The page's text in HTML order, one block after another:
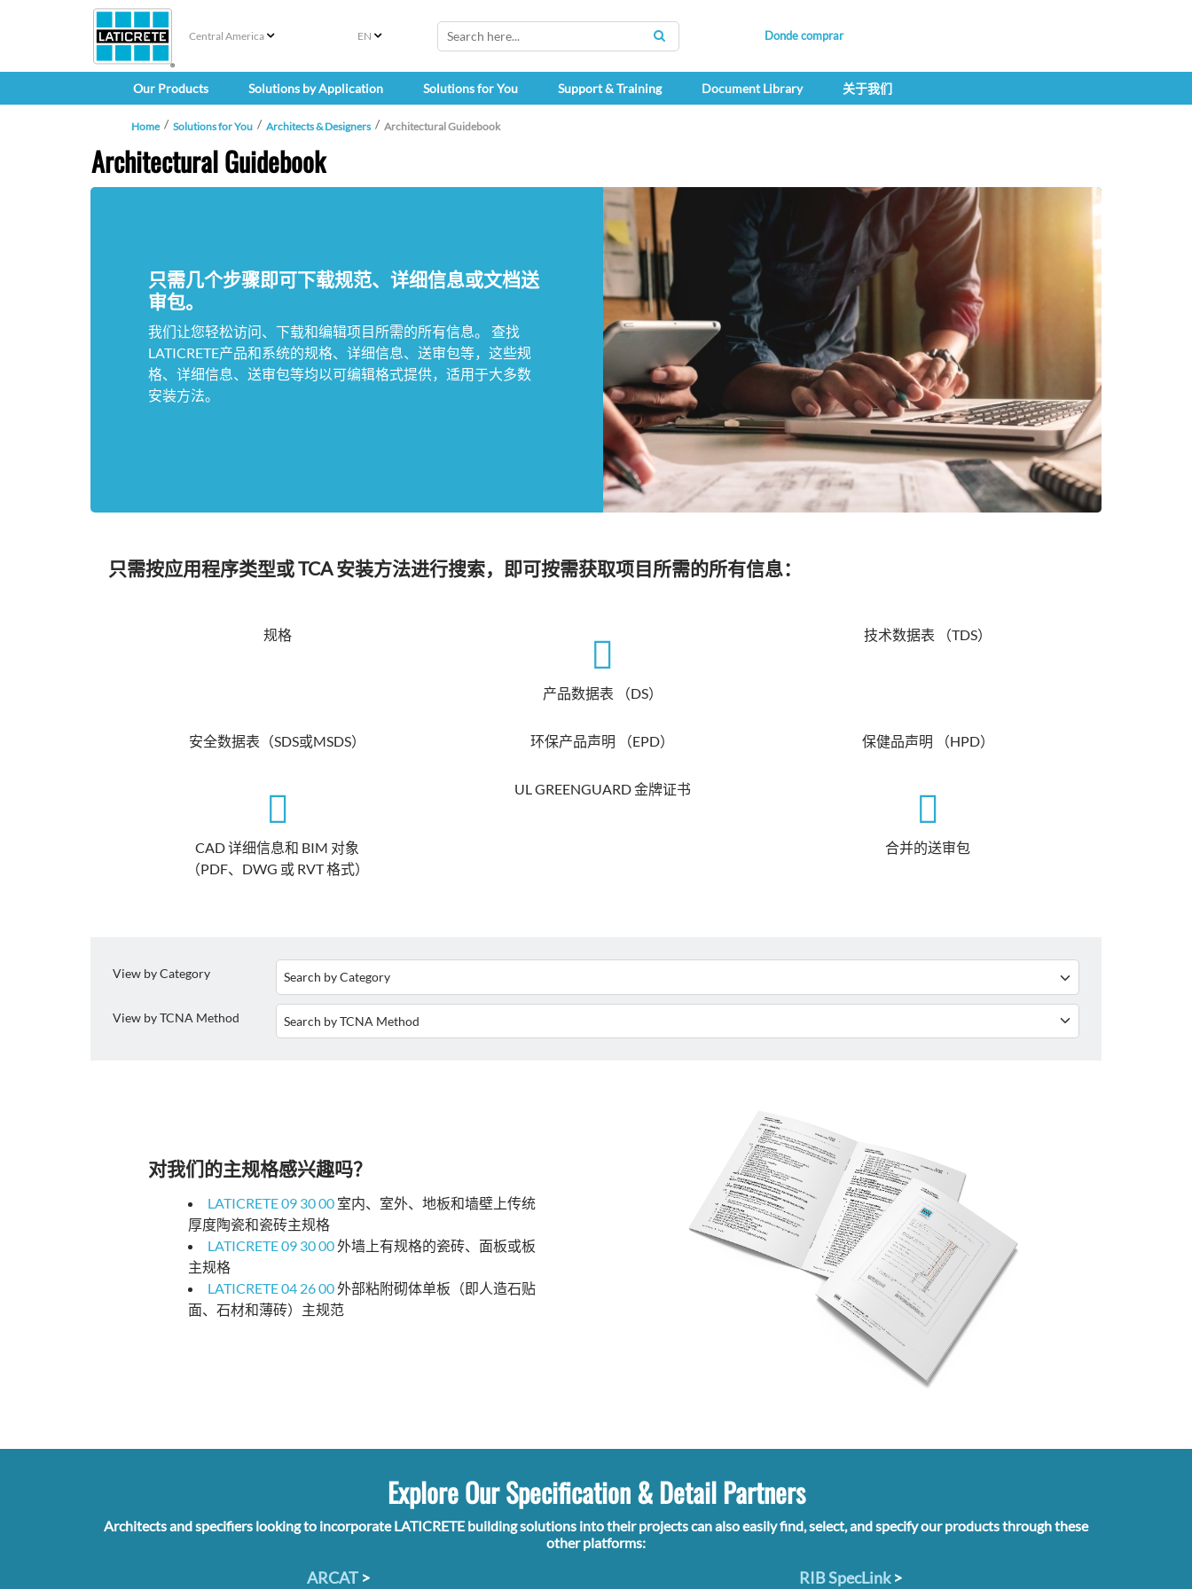
Central America EN
SEARCH
Donde comprar
Our Products Solutions by Application Solutions for You Support & Training Document Library 关于我们
Home Solutions for You Architects & Designers Architectural Guidebook
Architectural Guidebook
只需几个步骤即可下载规范、详细信息或文档送
审包。
我们让您轻松访问、下载和编辑项目所需的所有信息。 查找
LATICRETE产品和系统的规格、详细信息、送审包等，这些规
格、详细信息、送审包等均以可编辑格式提供，适用于大多数
安装方法。
只需按应用程序类型或 TCA 安装方法进行搜索，即可按需获取项目所需的所有信息：
规格
产品数据表 （DS）
技术数据表 （TDS）
安全数据表（SDS或MSDS） 环保产品声明 （EPD） 保健品声明 （HPD）
CAD 详细信息和 BIM 对象
（PDF、DWG 或 RVT 格式）
UL GREENGUARD 金牌证书
合并的送审包
View by Category
View by TCNA Method
对我们的主规格感兴趣吗？
LATICRETE 09 30 00 室内、室外、地板和墙壁上传统
厚度陶瓷和瓷砖主规格
LATICRETE 09 30 00外墙上有规格的瓷砖、面板或板
主规格
LATICRETE 04 26 00外部粘附砌体单板（即人造石贴
面、石材和薄砖）主规范
Explore Our Specification & Detail Partners
Architects and specifiers looking to incorporate LATICRETE building solutions into their projects can also easily find, select, and specify our products through these
other platforms:
ARCAT >
RIB SpecLink>